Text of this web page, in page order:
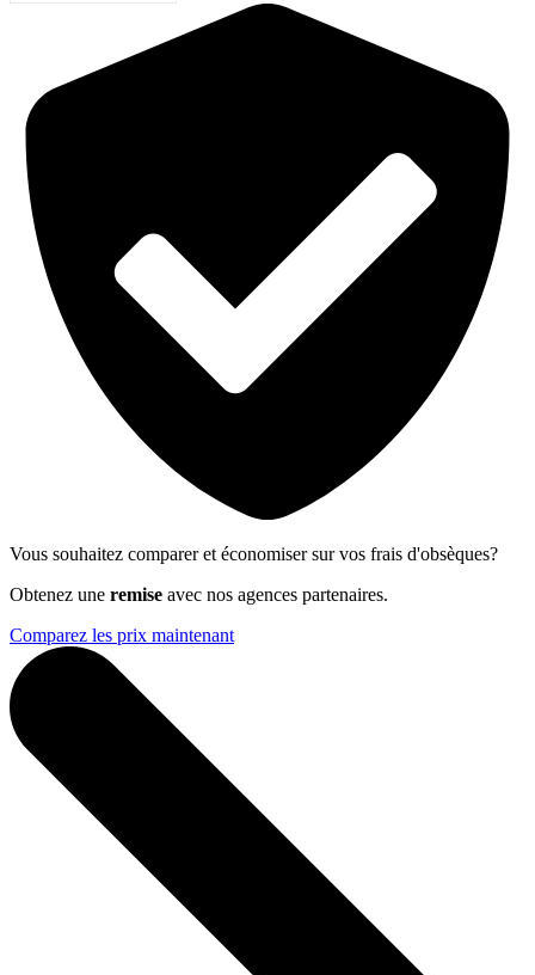
Vous souhaitez comparer et économiser sur vos frais d'obsèques?
Obtenez une remise avec nos agences partenaires.
Comparez les prix maintenant